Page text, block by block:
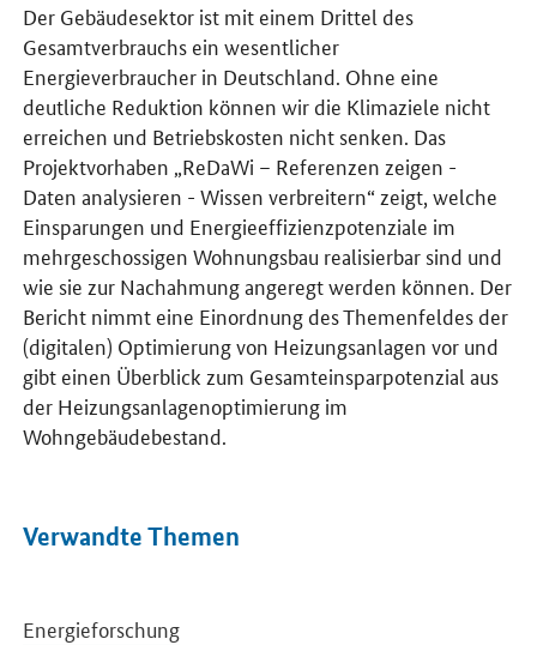
Der Gebäudesektor ist mit einem Drittel des
Gesamtverbrauchs ein wesentlicher
Energieverbraucher in Deutschland. Ohne eine
deutliche Reduktion können wir die Klimaziele nicht
erreichen und Betriebskosten nicht senken. Das
Projektvorhaben „ReDaWi – Referenzen zeigen -
Daten analysieren - Wissen verbreitern“ zeigt, welche
Einsparungen und Energieeffizienzpotenziale im
mehrgeschossigen Wohnungsbau realisierbar sind und
wie sie zur Nachahmung angeregt werden können. Der
Bericht nimmt eine Einordnung des Themenfeldes der
(digitalen) Optimierung von Heizungsanlagen vor und
gibt einen Überblick zum Gesamteinsparpotenzial aus
der Heizungsanlagenoptimierung im
Wohngebäudebestand.
Verwandte Themen
Energieforschung